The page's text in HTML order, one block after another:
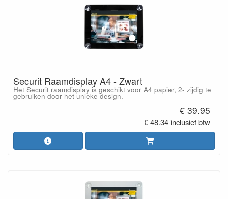
Securit Raamdisplay A4 - Zwart
Het Securit raamdisplay is geschikt voor A4 papier, 2- zijdig te
gebruiken door het unieke design.
€ 39.95
€ 48.34 inclusief btw